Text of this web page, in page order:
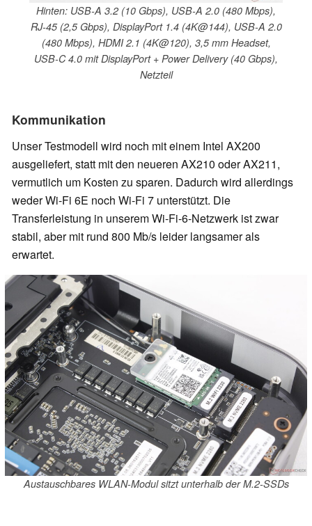
Hinten: USB-A 3.2 (10 Gbps), USB-A 2.0 (480 Mbps),
RJ-45 (2,5 Gbps), DisplayPort 1.4 (4K@144), USB-A 2.0
(480 Mbps), HDMI 2.1 (4K@120), 3,5 mm Headset,
USB-C 4.0 mit DisplayPort + Power Delivery (40 Gbps),
Netzteil
Kommunikation
Unser Testmodell wird noch mit einem Intel AX200
ausgeliefert, statt mit den neueren AX210 oder AX211,
vermutlich um Kosten zu sparen. Dadurch wird allerdings
weder Wi-Fi 6E noch Wi-Fi 7 unterstützt. Die
Transferleistung in unserem Wi-Fi-6-Netzwerk ist zwar
stabil, aber mit rund 800 Mb/s leider langsamer als
erwartet.
Austauschbares WLAN-Modul sitzt unterhalb der M.2-SSDs